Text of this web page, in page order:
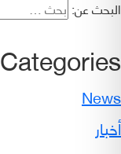
البحث عن:
Categories
News
أخبار